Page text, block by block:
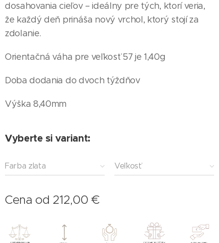
dosahovania cieľov – ideálny pre tých, ktorí veria,
že každý deň prináša nový vrchol, ktorý stojí za
zdolanie.
Orientačná váha pre veľkosť 57 je 1,40g
Doba dodania do dvoch týždňov
Výška 8,40mm
Vyberte si variant:
Farba zlata Veľkosť
Cena od 212,00 €